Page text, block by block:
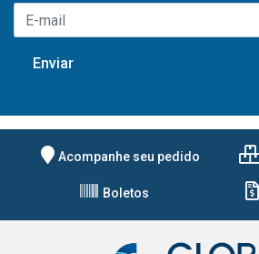
Acompanhe seu pedido
Boletos